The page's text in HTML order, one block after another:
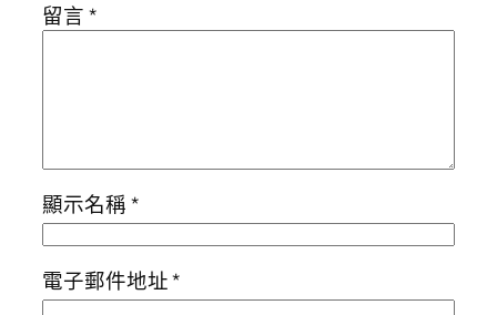
留言*
顯示名稱*
電子郵件地址*